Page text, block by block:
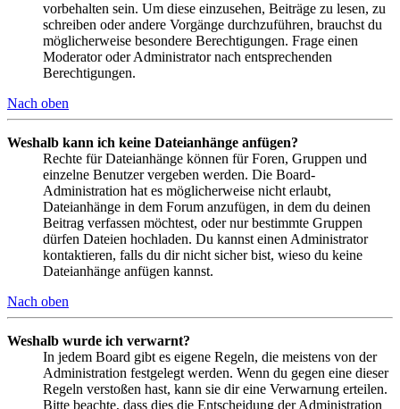
vorbehalten sein. Um diese einzusehen, Beiträge zu lesen, zu
schreiben oder andere Vorgänge durchzuführen, brauchst du
möglicherweise besondere Berechtigungen. Frage einen
Moderator oder Administrator nach entsprechenden
Berechtigungen.
Nach oben
Weshalb kann ich keine Dateianhänge anfügen?
Rechte für Dateianhänge können für Foren, Gruppen und
einzelne Benutzer vergeben werden. Die Board-
Administration hat es möglicherweise nicht erlaubt,
Dateianhänge in dem Forum anzufügen, in dem du deinen
Beitrag verfassen möchtest, oder nur bestimmte Gruppen
dürfen Dateien hochladen. Du kannst einen Administrator
kontaktieren, falls du dir nicht sicher bist, wieso du keine
Dateianhänge anfügen kannst.
Nach oben
Weshalb wurde ich verwarnt?
In jedem Board gibt es eigene Regeln, die meistens von der
Administration festgelegt werden. Wenn du gegen eine dieser
Regeln verstoßen hast, kann sie dir eine Verwarnung erteilen.
Bitte beachte, dass dies die Entscheidung der Administration